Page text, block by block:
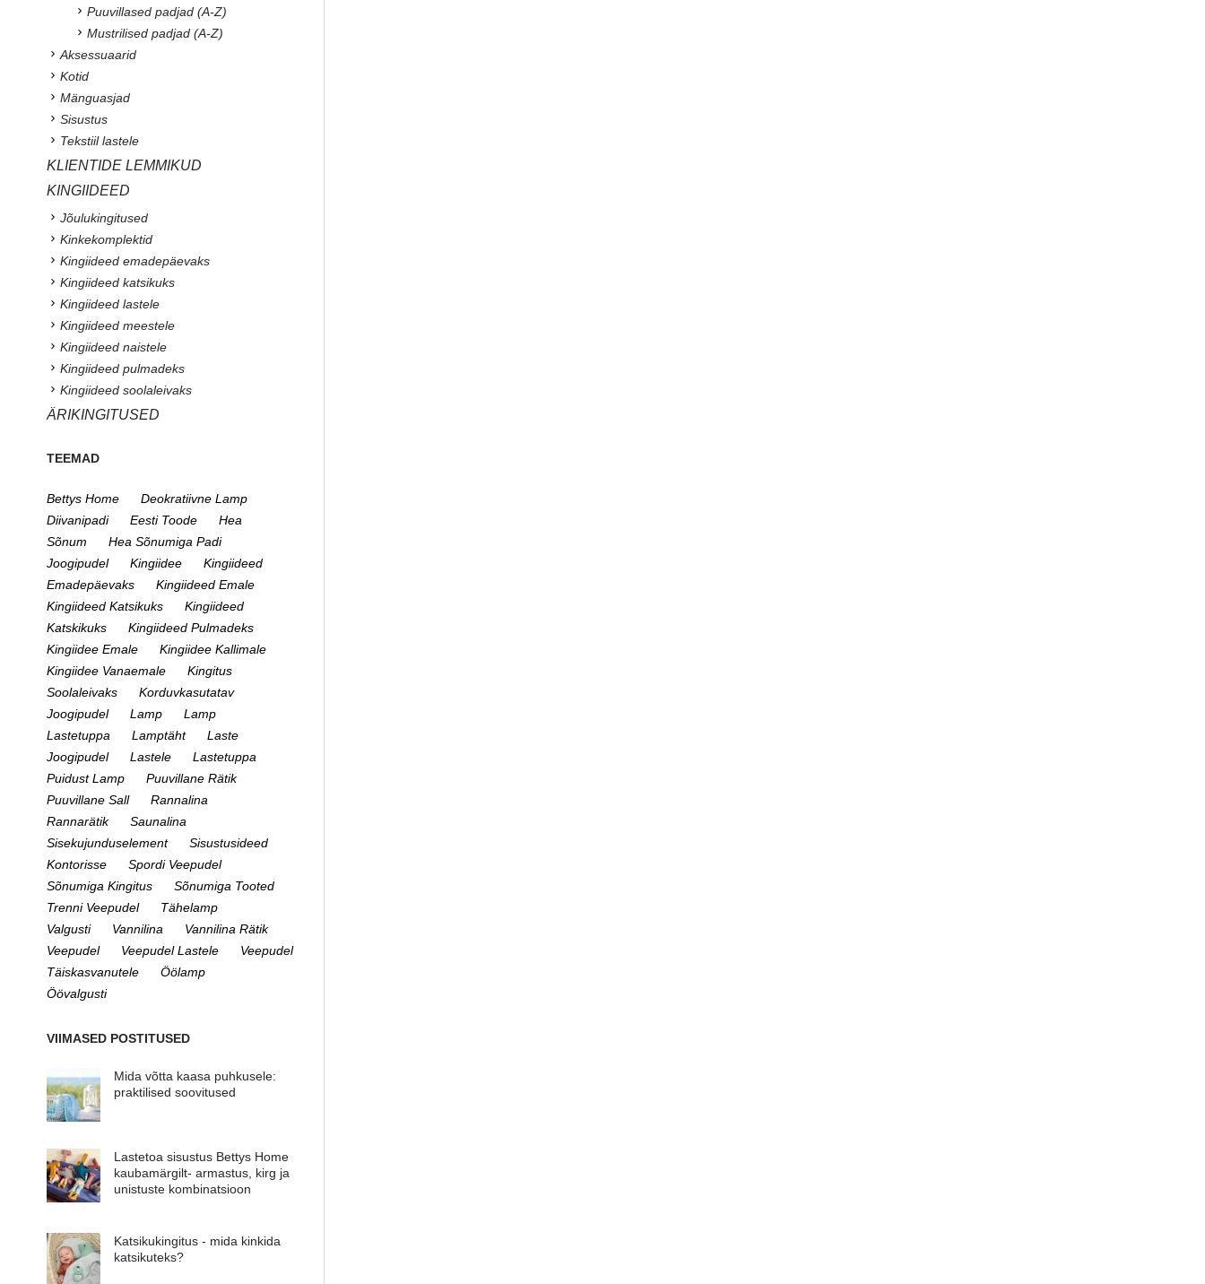
Puuvillased padjad (A-Z)
Mustrilised padjad (A-Z)
Aksessuaarid
Kotid
Mänguasjad
Sisustus
Tekstiil lastele
KLIENTIDE LEMMIKUD
KINGIIDEED
Jõulukingitused
Kinkekomplektid
Kingiideed emadepäevaks
Kingiideed katsikuks
Kingiideed lastele
Kingiideed meestele
Kingiideed naistele
Kingiideed pulmadeks
Kingiideed soolaleivaks
ÄRIKINGITUSED
TEEMAD
Bettys Home
Deokratiivne Lamp
Diivanipadi
Eesti Toode
Hea
Sõnum
Hea Sõnumiga Padi
Joogipudel
Kingiidee
Kingiideed
Emadepäevaks
Kingiideed Emale
Kingiideed Katsikuks
Kingiideed
Katskikuks
Kingiideed Pulmadeks
Kingiidee Emale
Kingiidee Kallimale
Kingiidee Vanaemale
Kingitus
Soolaleivaks
Korduvkasutatav
Joogipudel
Lamp
Lamp
Lastetuppa
Lamptäht
Laste
Joogipudel
Lastele
Lastetuppa
Puidust Lamp
Puuvillane Rätik
Puuvillane Sall
Rannalina
Rannarätik
Saunalina
Sisekujunduselement
Sisustusideed
Kontorisse
Spordi Veepudel
Sõnumiga Kingitus
Sõnumiga Tooted
Trenni Veepudel
Tähelamp
Valgusti
Vannilina
Vannilina Rätik
Veepudel
Veepudel Lastele
Veepudel
Täiskasvanutele
Öölamp
Öövalgusti
VIIMASED POSTITUSED
Mida võtta kaasa puhkusele:
praktilised soovitused
Lastetoa sisustus Bettys Home
kaubamärgilt- armastus, kirg ja
unistuste kombinatsioon
Katsikukingitus - mida kinkida
katsikuteks?